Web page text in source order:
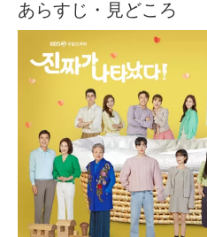
あらすじ・見どころ